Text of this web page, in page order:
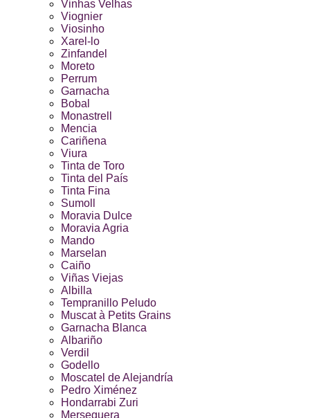
Vinhas Velhas
Viognier
Viosinho
Xarel-lo
Zinfandel
Moreto
Perrum
Garnacha
Bobal
Monastrell
Mencia
Cariñena
Viura
Tinta de Toro
Tinta del País
Tinta Fina
Sumoll
Moravia Dulce
Moravia Agria
Mando
Marselan
Caiño
Viñas Viejas
Albilla
Tempranillo Peludo
Muscat à Petits Grains
Garnacha Blanca
Albariño
Verdil
Godello
Moscatel de Alejandría
Pedro Ximénez
Hondarrabi Zuri
Merseguera